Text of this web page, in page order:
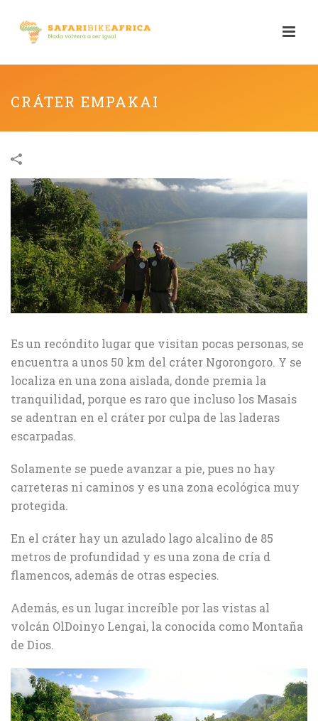
CRÁTER EMPAKAI
Es un recóndito lugar que visitan pocas personas, se
encuentra a unos 50 km del cráter Ngorongoro. Y se
localiza en una zona aislada, donde premia la
tranquilidad, porque es raro que incluso los Masais
se adentran en el cráter por culpa de las laderas
escarpadas.
Solamente se puede avanzar a pie, pues no hay
carreteras ni caminos y es una zona ecológica muy
protegida.
En el cráter hay un azulado lago alcalino de 85
metros de profundidad y es una zona de cría d
flamencos, además de otras especies.
Además, es un lugar increíble por las vistas al
volcán OlDoinyo Lengai, la conocida como Montaña
de Dios.